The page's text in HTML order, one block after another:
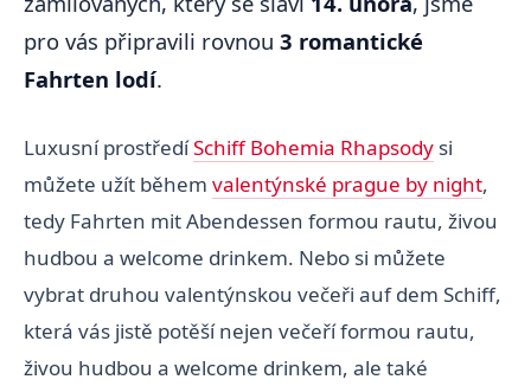
pro vás připravili rovnou 3 romantické
Fahrten lodí.
Luxusní prostředíSchiff Bohemia Rhapsody si
můžete užít během valentýnské prague by night,
tedy Fahrten mit Abendessen formou rautu, živou
hudbou a welcome drinkem. Nebo si můžete
vybrat druhou valentýnskou večeři auf dem Schiff,
která vás jistě potěší nejen večeří formou rautu,
živou hudbou a welcome drinkem, ale také